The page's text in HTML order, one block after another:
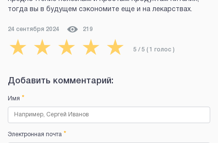
тогда вы в будущем сэкономите еще и на лекарствах.
24 сентября 2024 219
★ ★ ★ ★ ★ 5 / 5 ( 1 голос )
Добавить комментарий:
Имя *
Электронная почта *